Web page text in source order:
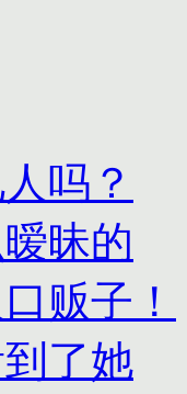
吗？
昧的
贩子！
了她